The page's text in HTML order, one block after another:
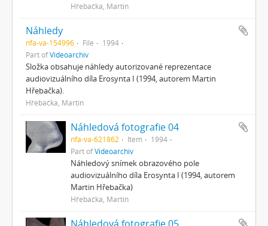
Hřebačka, Martin
Náhledy
nfa-va-154996 File
1994
Part ofVideoarchiv
Složka obsahuje náhledy autorizované reprezentace
audiovizuálního díla Erosynta I (1994, autorem Martin
Hřebačka).
Hřebačka, Martin
Náhledová fotografie 04
nfa-va-621862 Item
1994
Part ofVideoarchiv
Náhledový snímek obrazového pole
audiovizuálního díla Erosynta I (1994, autorem
Martin Hřebačka)
Hřebačka, Martin